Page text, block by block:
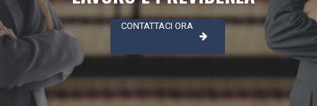
CONTATTACI ORA